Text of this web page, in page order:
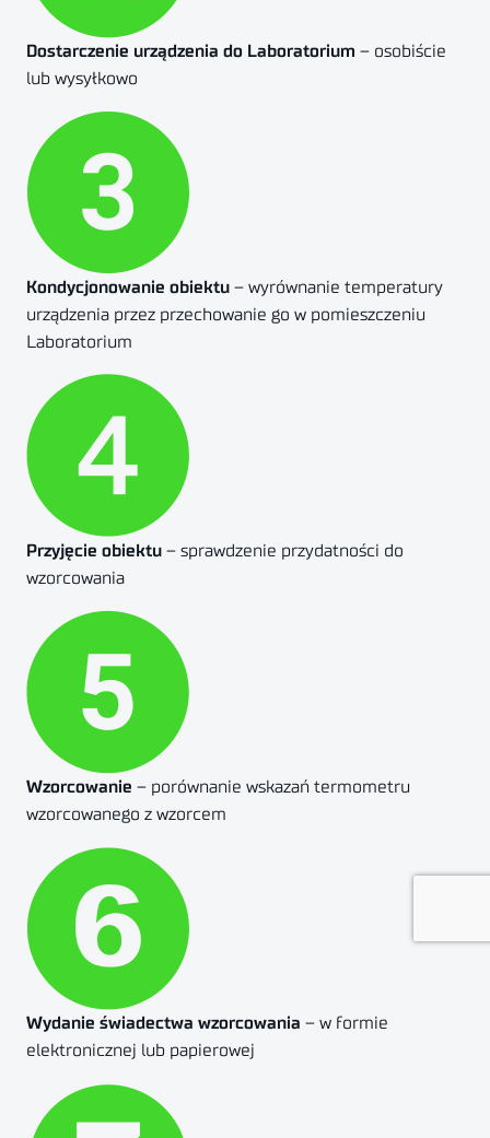
Dostarczenie urządzenia do Laboratorium – osobiście
lub wysyłkowo
Kondycjonowanie obiektu – wyrównanie temperatury
urządzenia przez przechowanie go w pomieszczeniu
Laboratorium
Przyjęcie obiektu – sprawdzenie przydatności do
wzorcowania
Wzorcowanie – porównanie wskazań termometru
wzorcowanego z wzorcem
Wydanie świadectwa wzorcowania – w formie
elektronicznej lub papierowej